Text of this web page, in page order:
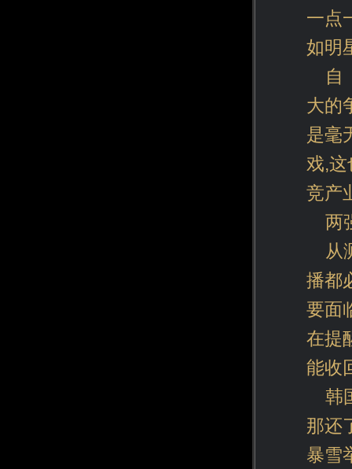
一点
如明
自
大的
是毫
戏,
竞产
两
从
播都
要面
在提
能收
韩
那还
暴雪